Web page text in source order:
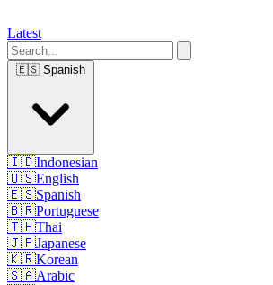
Latest
🇪🇸 Spanish
🇮🇩Indonesian
🇺🇸English
🇪🇸Spanish
🇧🇷Portuguese
🇹🇭Thai
🇯🇵Japanese
🇰🇷Korean
🇸🇦Arabic